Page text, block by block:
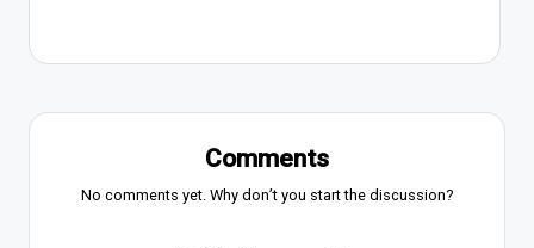
Comments
No comments yet. Why don’t you start the discussion?